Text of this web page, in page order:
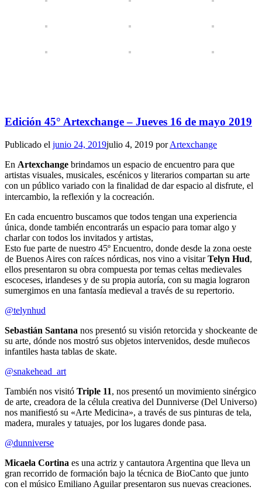
Edición 45° Artexchange – Jueves 16 de mayo 2019
Publicado el junio 24, 2019julio 4, 2019 porArtexchange
En Artexchange brindamos un espacio de encuentro para que
artistas visuales, musicales, escénicos y literarios compartan su arte
con un público variado con la finalidad de dar espacio al disfrute, el
intercambio, la reflexión y la cocreación. ⠀
En cada encuentro buscamos que todos tengan una experiencia
única, donde también encontrarás un espacio para tomar algo y
charlar con todos los invitados y artistas,
Esto fue parte de nuestro 45º Encuentro, donde desde la zona oeste
de Buenos Aires con raíces nórdicas, nos vino a visitarTelyn Hud,
ellos presentaron su obra compuesta por temas celtas medievales
escoceses, irlandeses y de su propia autoría, con su magia lograron
sumergimos en una fantasía medieval a través de su repertorio.
@telynhud
Sebastián Santana nos presentó su visión retorcida y shockeante de
su arte, dónde nos mostró sus objetos intervenidos, desde muñecos
infantiles hasta tablas de skate.
@snakehead_art
También nos visitó Triple 11, nos presentó un movimiento sinérgico
de arte, creadora de la célula creativa del Dunniverse (Del Universo)
nos manifiestó su «Arte Medicina», a través de sus pinturas de tela,
madera, murales y tatuajes, por los lugares donde pasa.
@dunniverse
Micaela Cortina es una actriz y cantautora Argentina que lleva un
gran recorrido de formación bajo la técnica de BioCanto que junto
con el músico Emiliano Aguilar presentaron sus nuevas creaciones.